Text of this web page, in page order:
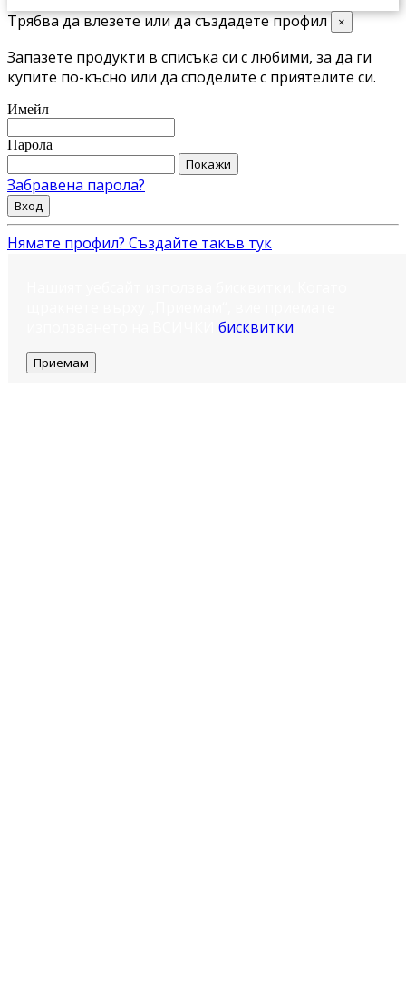
Трябва да влезете или да създадете профил ×
Запазете продукти в списъка си с любими, за да ги
купите по-късно или да споделите с приятелите си.
Имейл
Парола
Покажи
Забравена парола?
Вход
Нямате профил? Създайте такъв тук
бисквитки
Приемам